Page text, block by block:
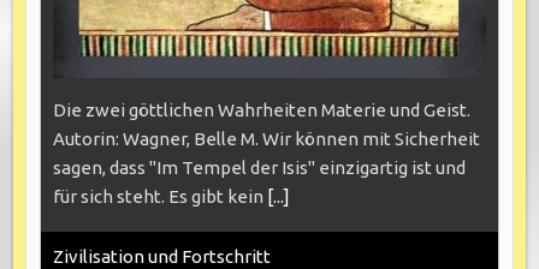
Die zwei göttlichen Wahrheiten Materie und Geist.
Autorin: Wagner, Belle M. Wir können mit Sicherheit
sagen, dass "Im Tempel der Isis" einzigartig ist und
für sich steht. Es gibt kein [...]
Zivilisation und Fortschritt